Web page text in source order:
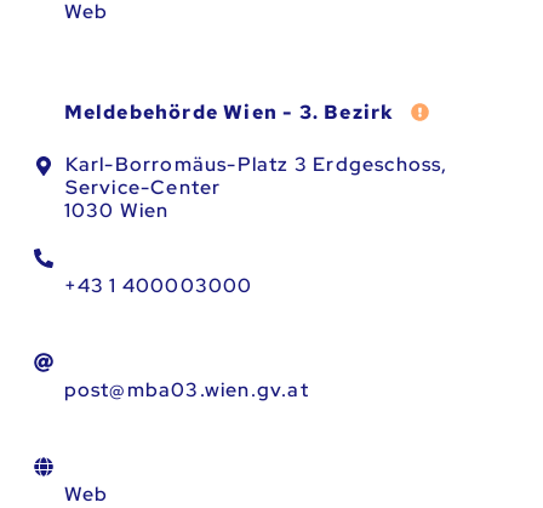
Web
Meldebehörde Wien - 3. Bezirk Fehler
Karl-Borromäus-Platz 3 Erdgeschoss,
Service-Center
1030 Wien
+43 1 400003000
post@mba03.wien.gv.at
Web